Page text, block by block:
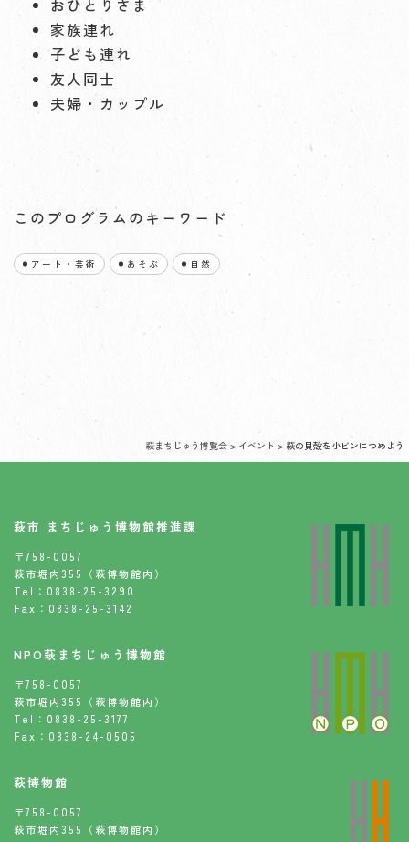
おひとりさま
家族連れ
子ども連れ
友人同士
夫婦・カップル
このプログラムのキーワード
アート・芸術 あそぶ 自然
萩まちじゅう博覧会 > イベント > 萩の貝殻を小ビンにつめよう
萩市 まちじゅう博物館推進課
〒758-0057
萩市堀内355（萩博物館内）
Tel：0838-25-3290
Fax：0838-25-3142
NPO萩まちじゅう博物館
〒758-0057
萩市堀内355（萩博物館内）
Tel：0838-25-3177
Fax：0838-24-0505
萩博物館
〒758-0057
萩市堀内355（萩博物館内）